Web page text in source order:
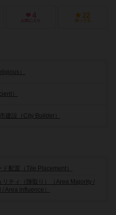
4
お気に入り
22
持ってる
）
）
建設（City Builder）
ド配置（Tile Placement）
リティ（陣取り）（Area Majority /
Area influence）